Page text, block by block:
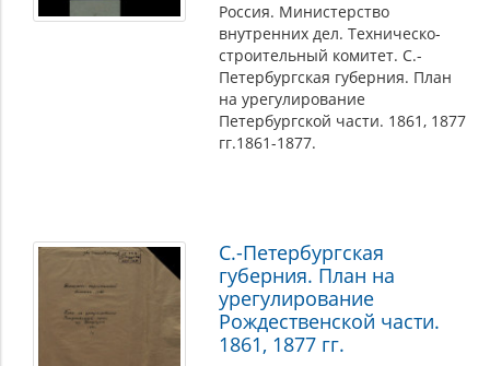
Россия. Министерство
внутренних дел. Техническо-
строительный комитет. С.-
Петербургская губерния. План
на урегулирование
Петербургской части. 1861, 1877
гг.1861-1877.
С.-Петербургская
губерния. План на
урегулирование
Рождественской части.
1861, 1877 гг.